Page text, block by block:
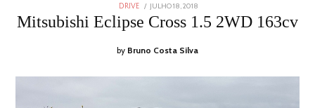
DRIVE
POSTED
ON
JULHO 18, 2018
10,
2018
Mitsubishi Eclipse Cross 1.5 2WD 163cv
by Bruno Costa Silva